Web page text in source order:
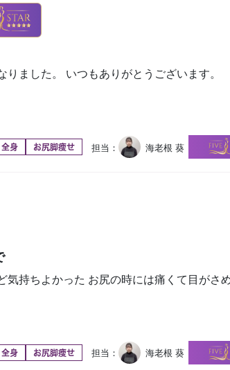
ました。 いつもありがとうございます。
全身 お尻脚痩せ 担当： 海老根 葵
気持ちよかった お尻の時には痛くて目が
全身 お尻脚痩せ 担当： 海老根 葵